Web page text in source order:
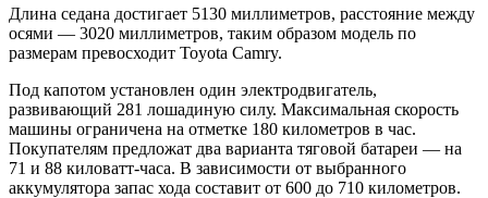
Длина седана достигает 5130 миллиметров, расстояние между
осями — 3020 миллиметров, таким образом модель по
размерам превосходит Toyota Camry.
Под капотом установлен один электродвигатель,
развивающий 281 лошадиную силу. Максимальная скорость
машины ограничена на отметке 180 километров в час.
Покупателям предложат два варианта тяговой батареи — на
71 и 88 киловатт-часа. В зависимости от выбранного
аккумулятора запас хода составит от 600 до 710 километров.